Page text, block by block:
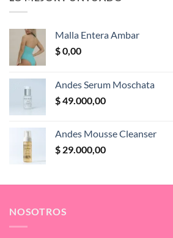
Malla Entera Ambar
$0,00
Andes Serum Moschata
$49.000,00
Andes Mousse Cleanser
$ 29.000,00
NOSOTROS